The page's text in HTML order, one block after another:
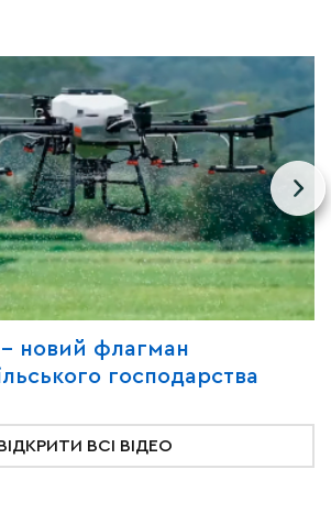
− новий флагман
господарства
ВСІ ВІДЕО